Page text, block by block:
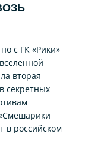
с ГК «Рики»
вторая
секретных
в российском